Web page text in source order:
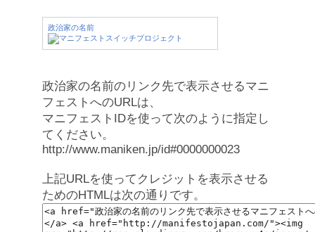
政治家の名前
政治家の名前のリンク先で表示させるマニ
フェストへのURLは、
マニフェストIDを使って次のように指定し
てください。
http://www.maniken.jp/id#0000000023
上記URLを使ってクレジットを表示させる
ためのHTMLは次の通りです。